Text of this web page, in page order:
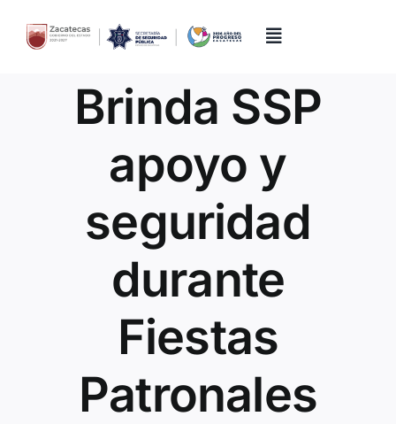
content
Toggle
Quiénes Somos
Trámites y Servicios
Brinda SSP
apoyo y
seguridad
durante
Fiestas
Patronales